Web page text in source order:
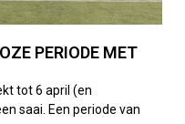
PERIODE MET
tot 6 april (en
saai. Een periode van